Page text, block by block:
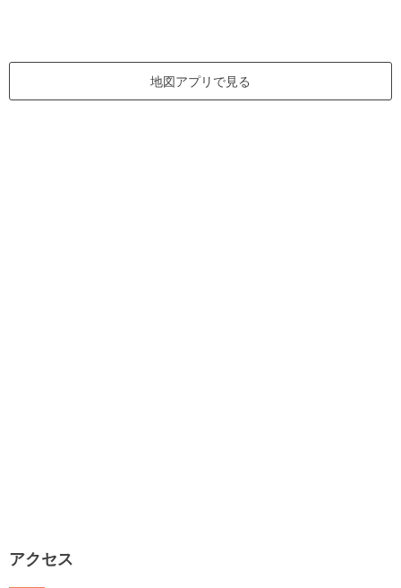
地図アプリで見る
アクセス